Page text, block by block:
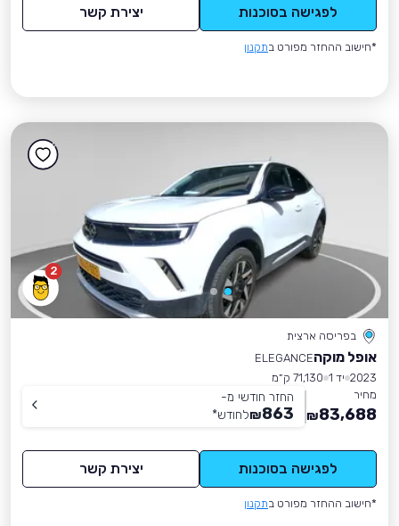
לפגישה בסוכנות יצירת קשר
*חישוב ההחזר מפורט בתקנון
2
בפריסה ארצית
אופל מוקהELEGANCE
2023 יד 1
71,130 ק״מ
מחיר
83,688
₪
החזר חודשי מ-
863
₪לחודש*
לפגישה בסוכנות יצירת קשר
*חישוב ההחזר מפורט בתקנון